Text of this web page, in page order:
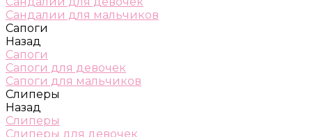
Сандалии для мальчиков
Сапоги
Назад
Сапоги
Сапоги для девочек
Сапоги для мальчиков
Слиперы
Назад
Слиперы
Слиперы для девочек